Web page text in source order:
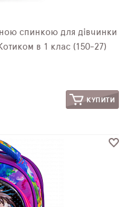
спинкою для дівчинки
в 1 клас (150-27)
КУПИТИ